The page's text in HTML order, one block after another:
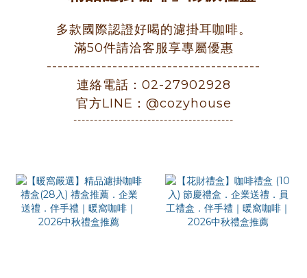
多款國際認證好喝的濾掛耳咖啡。
滿50件請洽客服享專屬優惠
---------------------------------------
連絡電話：02-27902928
官方LINE：@cozyhouse
---------------------------------------